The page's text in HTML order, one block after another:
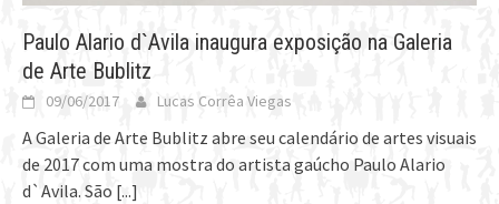
Paulo Alario d`Avila inaugura exposição na Galeria
de Arte Bublitz
09/06/2017 Lucas Corrêa Viegas
A Galeria de Arte Bublitz abre seu calendário de artes visuais
de 2017 com uma mostra do artista gaúcho Paulo Alario
d`Avila. São [...]